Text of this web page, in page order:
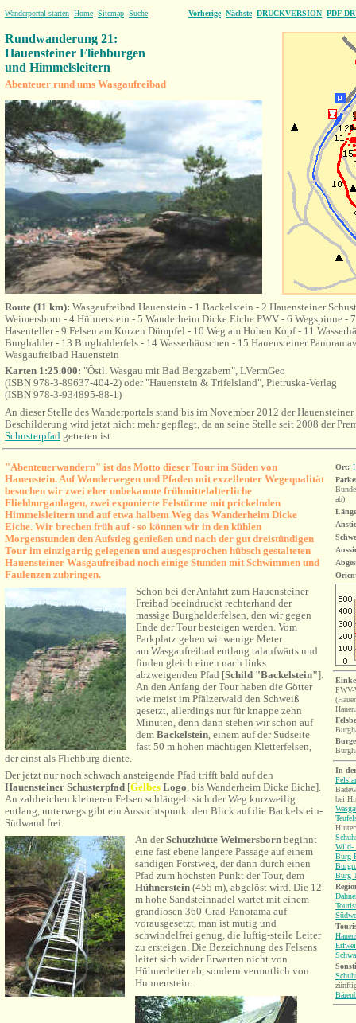
Wanderportal starten Home Sitemap Suche Vorherige Nächste DRUCKVERSION PDF-
Rundwanderung 21:
Hauensteiner Fliehburgen
und Himmelsleitern
Abenteuer rund ums Wasgaufreibad
Route (11 km): Wasgaufreibad Hauenstein - 1 Backelstein - 2 Hauensteiner
Weimersborn - 4 Hühnerstein - 5 Wanderheim Dicke Eiche PWV - 6 Wegspinne -
Hasenteller - 9 Felsen am Kurzen Dümpfel - 10 Weg am Hohen Kopf - 11
Burghalder - 13 Burghalderfels - 14 Wasserhäuschen - 15 Hauensteiner
Wasgaufreibad Hauenstein
Karten 1:25.000: "Östl. Wasgau mit Bad Bergzabern", LVermGeo
(ISBN 978-3-89637-404-2) oder "Hauenstein & Trifelsland", Pietruska-Verlag
(ISBN 978-3-934895-88-1)
An dieser Stelle des Wanderportals stand bis im November 2012 der Hauensteiner
Beschilderung wird jetzt nicht mehr gepflegt, da an seine Stelle seit 2008 der
Schusterpfad getreten ist.
"Abenteuerwandern" ist das Motto dieser Tour im Süden von
Hauenstein. Auf Wanderwegen und Pfaden mit exzellenter Wegequalität
besuchen wir zwei eher unbekannte frühmittelalterliche
Fliehburganlagen, zwei exponierte Felstürme mit prickelnden
Himmelsleitern und auf etwa halbem Weg das Wanderheim Dicke
Eiche. Wir brechen früh auf - so können wir in den kühlen
Morgenstunden den Aufstieg genießen und nach der gut dreistündigen
Tour im einzigartig gelegenen und ausgesprochen hübsch gestalteten
Hauensteiner Wasgaufreibad noch einige Stunden mit Schwimmen und
Faulenzen zubringen.
Schon bei der Anfahrt zum Hauensteiner
Freibad beeindruckt rechterhand der
massige Burghalderfelsen, den wir gegen
Ende der Tour besteigen werden. Vom
Parkplatz gehen wir wenige Meter
am Wasgaufreibad entlang talaufwärts und
finden gleich einen nach links
abzweigenden Pfad [Schild "Backelstein"].
An den Anfang der Tour haben die Götter
wie meist im Pfälzerwald den Schweiß
gesetzt, allerdings nur für knappe zehn
Minuten, denn dann stehen wir schon auf
dem Backelstein, einem auf der Südseite
fast 50 m hohen mächtigen Kletterfelsen,
der einst als Fliehburg diente.
Der jetzt nur noch schwach ansteigende Pfad trifft bald auf den
Hauensteiner Schusterpfad [Gelbes Logo, bis Wanderheim Dicke Eiche].
An zahlreichen kleineren Felsen schlängelt sich der Weg kurzweilig
entlang, unterwegs gibt ein Aussichtspunkt den Blick auf die Backelstein-
Südwand frei.
An derSchutzhütte Weimersborn beginnt
eine fast ebene längere Passage auf einem
sandigen Forstweg, der dann durch einen
Pfad zum höchsten Punkt der Tour, dem
Hühnerstein (455 m), abgelöst wird. Die 12
m hohe Sandsteinnadel wartet mit einem
grandiosen 360-Grad-Panorama auf -
vorausgesetzt, man ist mutig und
schwindelfrei genug, die luftig-steile Leiter
zu ersteigen. Die Bezeichnung des Felsens
leitet sich wider Erwarten nicht von
Hühnerleiter ab, sondern vermutlich von
Hunnenstein.
Ort:
ab)
PWV-
In
bei
Wild-
Burg
Burg